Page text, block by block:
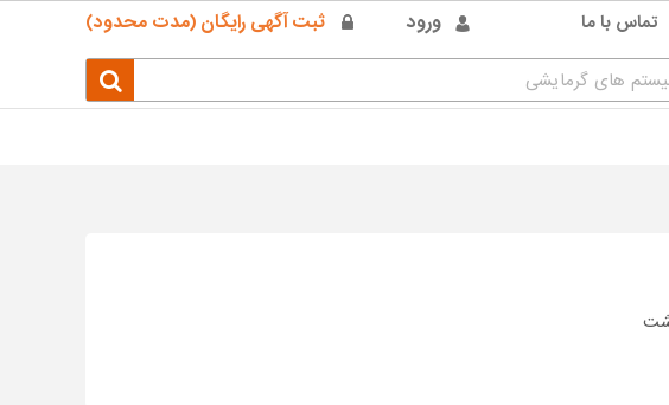
ورود ثبت آگهی رایگان (مدت محدود) تماس با ما